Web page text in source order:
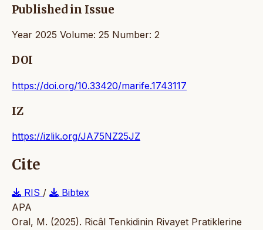
Published in Issue
Year 2025 Volume: 25 Number: 2
DOI
https://doi.org/10.33420/marife.1743117
IZ
https://izlik.org/JA75NZ25JZ
Cite
RIS /
Bibtex
APA
Oral, M. (2025). Ricâl Tenkidinin Rivayet Pratiklerine